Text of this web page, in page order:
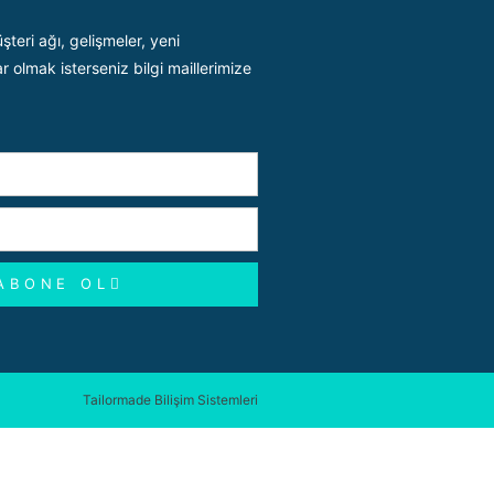
ağı, gelişmeler, yeni
olmak isterseniz bilgi maillerimize
OL
Tailormade Bilişim Sistemleri